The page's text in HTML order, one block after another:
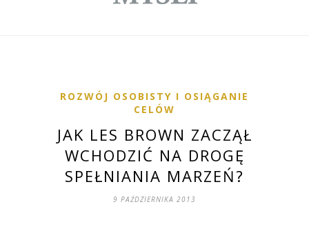
ROZWÓJ OSOBISTY I OSIĄGANIE
CELÓW
JAK LES BROWN ZACZĄŁ
WCHODZIĆ NA DROGĘ
SPEŁNIANIA MARZEŃ?
9 PAŹDZIERNIKA 2013